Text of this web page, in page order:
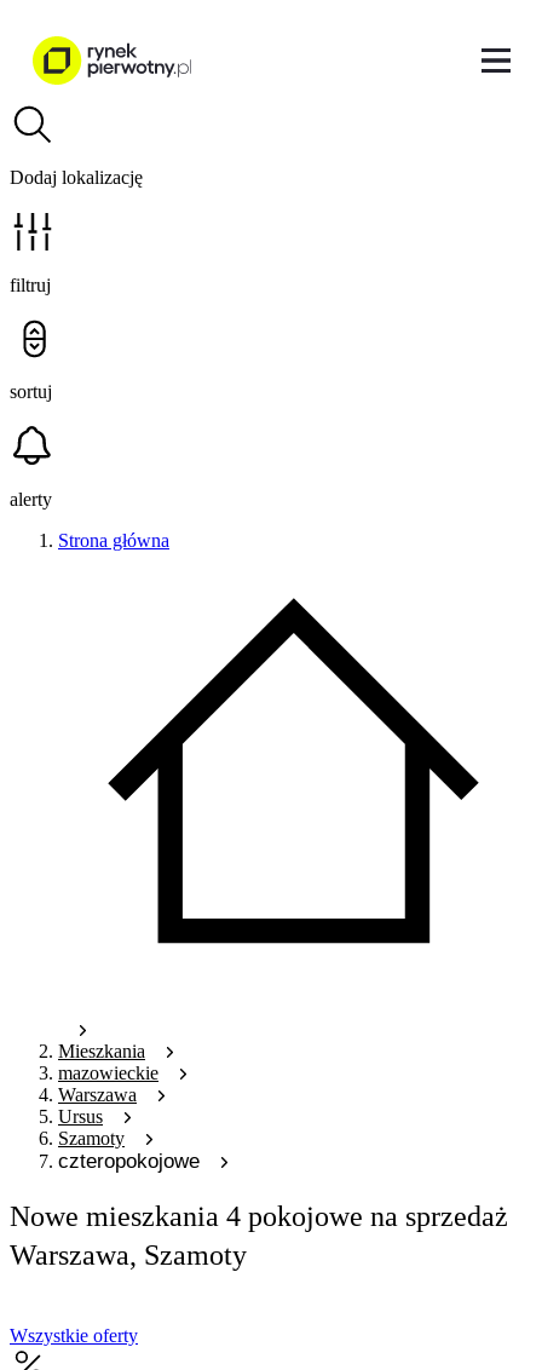
Dodaj lokalizację
filtruj
sortuj
alerty
Strona główna
Mieszkania
mazowieckie
Warszawa
Ursus
Szamoty
czteropokojowe
Nowe mieszkania 4 pokojowe na sprzedaż
Warszawa, Szamoty
Wszystkie oferty